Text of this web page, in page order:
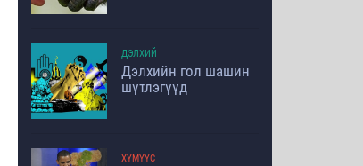
ДЭЛХИЙ
Дэлхийн гол шашин
шүтлэгүүд
ХҮМҮҮС